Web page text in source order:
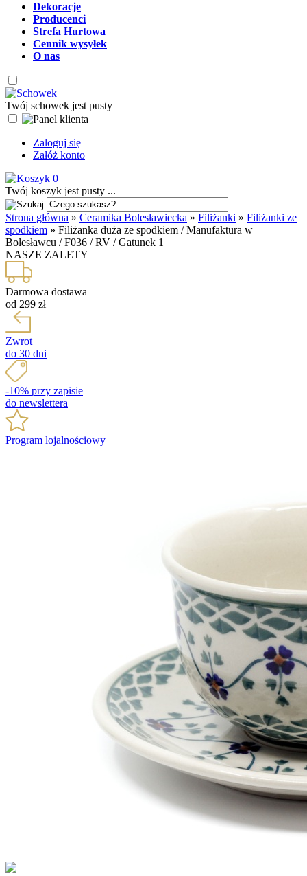
Dekoracje
Producenci
Strefa Hurtowa
Cennik wysyłek
O nas
Twój schowek jest pusty
Zaloguj się
Załóż konto
0
Twój koszyk jest pusty ...
Strona główna » Ceramika Bolesławiecka » Filiżanki » Filiżanki ze
spodkiem » Filiżanka duża ze spodkiem / Manufaktura w
Bolesławcu / F036 / RV / Gatunek 1
NASZE ZALETY
Darmowa dostawa
od 299 zł
Zwrot
do 30 dni
-10% przy zapisie
do newslettera
Program lojalnościowy